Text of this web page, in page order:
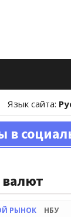
Язык сайта:
в
валют
РЫНОК НБУ